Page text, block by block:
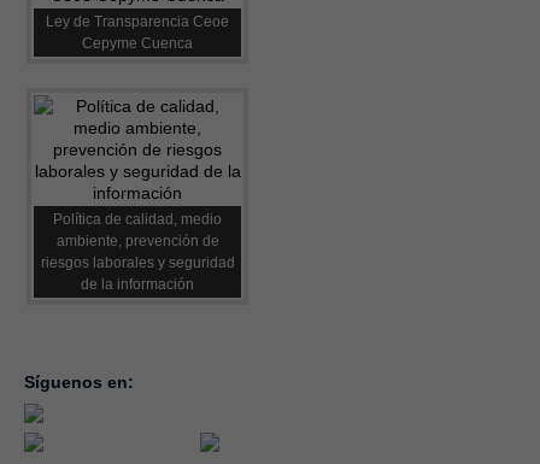
Ley de Transparencia Ceoe
Cepyme Cuenca
Política de calidad, medio
ambiente, prevención de
riesgos laborales y seguridad
de la información
Síguenos en: